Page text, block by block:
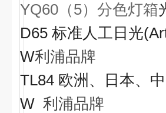
YQ60（5）分色灯箱
D65 标准人工日光
W利浦品牌
TL84 欧洲、日本、
W 利浦品牌